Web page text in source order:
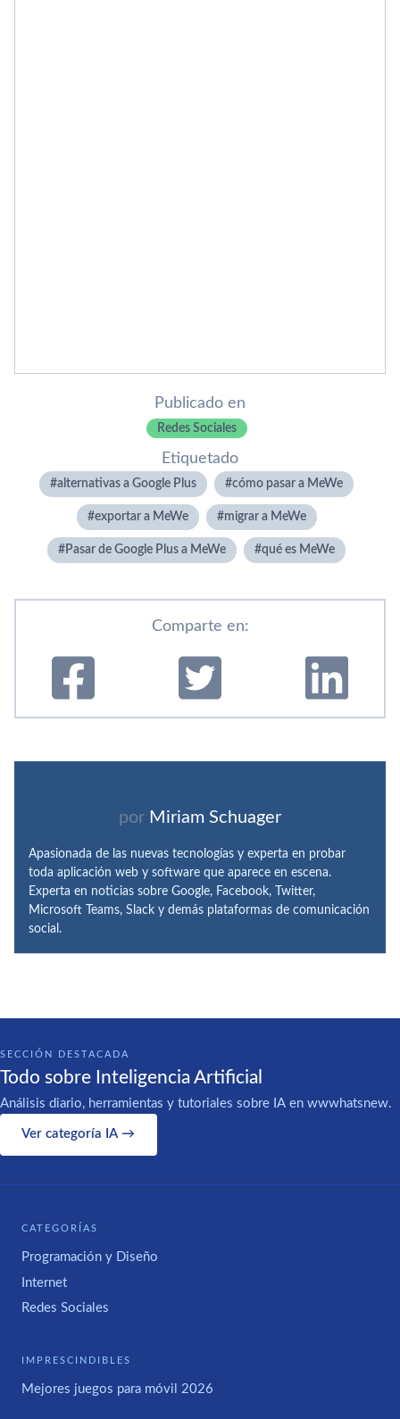
Publicado en
Redes Sociales
Etiquetado
alternativas a Google Plus cómo pasar a MeWe
exportar a MeWe migrar a MeWe
Pasar de Google Plus a MeWe qué es MeWe
Comparte en:
por Miriam Schuager
Apasionada de las nuevas tecnologías y experta en probar
toda aplicación web y software que aparece en escena.
Experta en noticias sobre Google, Facebook, Twitter,
Microsoft Teams, Slack y demás plataformas de comunicación
social.
SECCIÓN DESTACADA
Todo sobre Inteligencia Artificial
Análisis diario, herramientas y tutoriales sobre IA en wwwhatsnew.
Ver categoría IA →
CATEGORÍAS
Programación y Diseño
Internet
Redes Sociales
IMPRESCINDIBLES
Mejores juegos para móvil 2026